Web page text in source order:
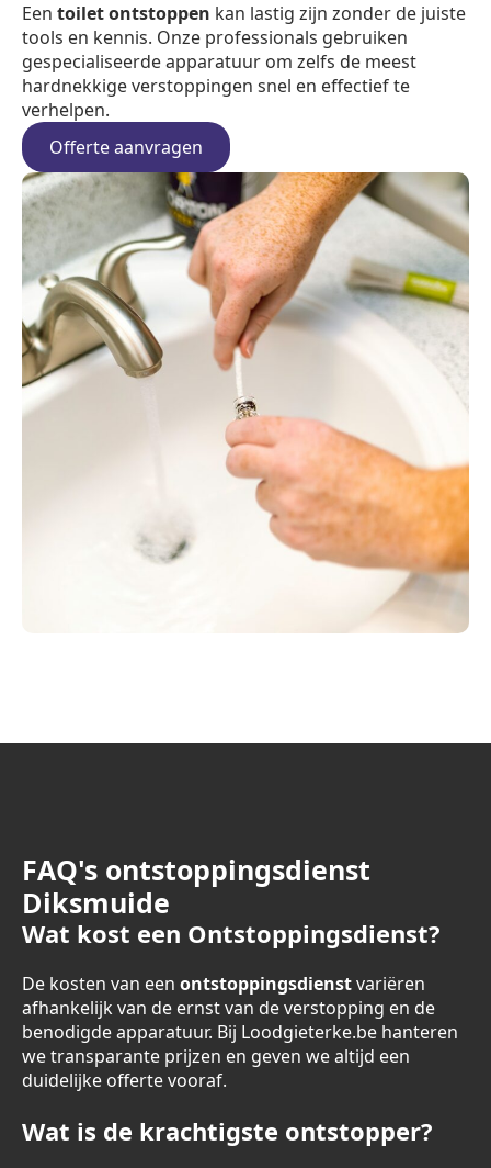
Een toilet ontstoppen kan lastig zijn zonder de juiste
tools en kennis. Onze professionals gebruiken
gespecialiseerde apparatuur om zelfs de meest
hardnekkige verstoppingen snel en effectief te
verhelpen.
Offerte aanvragen
FAQ's ontstoppingsdienst
Diksmuide
Wat kost een Ontstoppingsdienst?
De kosten van een ontstoppingsdienstvariëren
afhankelijk van de ernst van de verstopping en de
benodigde apparatuur. Bij Loodgieterke.be hanteren
we transparante prijzen en geven we altijd een
duidelijke offerte vooraf.
Wat is de krachtigste ontstopper?